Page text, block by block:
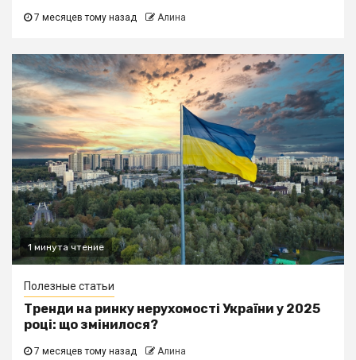
7 месяцев тому назад Алина
1 минута чтение
Полезные статьи
Тренди на ринку нерухомості України у 2025
році: що змінилося?
7 месяцев тому назад Алина